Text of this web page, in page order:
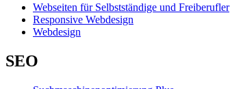
Webseiten für Selbstständige und Freiberufler
Responsive Webdesign
Webdesign
SEO